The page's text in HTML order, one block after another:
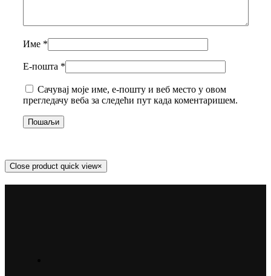
Име *
Е-пошта *
Сачувај моје име, е-пошту и веб место у овом
прегледачу веба за следећи пут када коментаришем.
Close product quick view×